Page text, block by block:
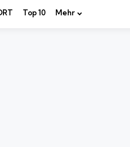
Top 10 Mehr